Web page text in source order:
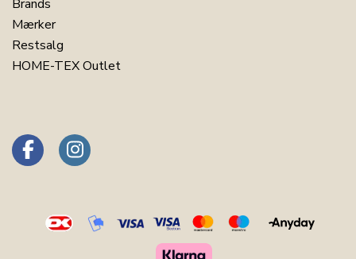
Brands
Mærker
Restsalg
HOME-TEX Outlet